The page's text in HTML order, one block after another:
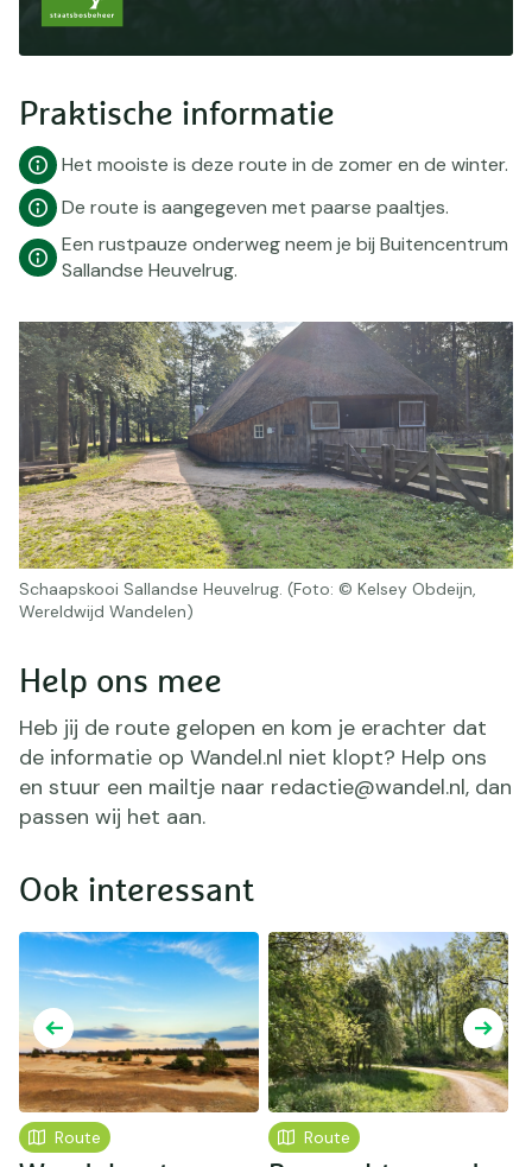
Praktische informatie
Het mooiste is deze route in de zomer en de winter.
De route is aangegeven met paarse paaltjes.
Een rustpauze onderweg neem je bij Buitencentrum
Sallandse Heuvelrug.
Schaapskooi Sallandse Heuvelrug. (Foto: © Kelsey Obdeijn,
Wereldwijd Wandelen)
Help ons mee
Heb jij de route gelopen en kom je erachter dat
de informatie op Wandel.nl niet klopt? Help ons
en stuur een mailtje naar redactie@wandel.nl, dan
passen wij het aan.
Ook interessant
Route Route